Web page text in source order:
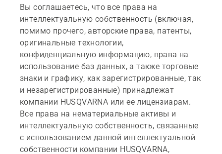
Вы соглашаетесь, что все права на
интеллектуальную собственность (включая,
помимо прочего, авторские права, патенты,
оригинальные технологии,
конфиденциальную информацию, права на
использование баз данных, а также торговые
знаки и графику, как зарегистрированные, так
и незарегистрированные) принадлежат
компании HUSQVARNA или ее лицензиарам.
Все права на нематериальные активы и
интеллектуальную собственность, связанные
с использованием данной интеллектуальной
собственности компании HUSQVARNA,